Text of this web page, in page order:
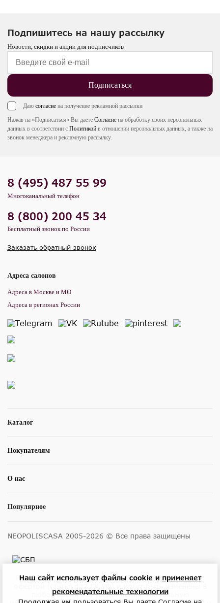
Подпишитесь на нашу рассылку
Новости, скидки и акции для подписчиков
Подписаться
Даю согласие на получение рекламной рассылки
Нажав на «Подписаться» Вы даете Согласие на обработку своих персональных
данных в соответствии с Политикой в отношении персональных данных, а также на
звонок менеджера и рекламную рассылку.
Каталог
Покупателям
О нас
Популярное
8 (495) 487 55 99
Многоканальный телефон
8 (800) 200 45 34
Бесплатный звонок по России
Заказать обратный звонок
Адреса салонов
Адреса в Москве и МО
Адреса в регионах России
NEOPOLISCASA 2005-2026 © Все права защищены
Размещенные на сайте цены не являются публичной
любое время без уведомления. Актуальную
Наш сайт использует файлы cookie и применяет
рекомендательные технологии